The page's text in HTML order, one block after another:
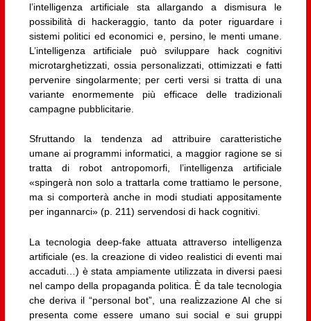
l’intelligenza artificiale sta allargando a dismisura le
possibilità di hackeraggio, tanto da poter riguardare i
sistemi politici ed economici e, persino, le menti umane.
L’intelligenza artificiale può sviluppare hack cognitivi
microtarghetizzati, ossia personalizzati, ottimizzati e fatti
pervenire singolarmente; per certi versi si tratta di una
variante enormemente più efficace delle tradizionali
campagne pubblicitarie.
Sfruttando la tendenza ad attribuire caratteristiche
umane ai programmi informatici, a maggior ragione se si
tratta di robot antropomorfi, l’intelligenza artificiale
«spingerà non solo a trattarla come trattiamo le persone,
ma si comporterà anche in modi studiati appositamente
per ingannarci» (p. 211) servendosi di hack cognitivi.
La tecnologia deep-fake attuata attraverso intelligenza
artificiale (es. la creazione di video realistici di eventi mai
accaduti…) è stata ampiamente utilizzata in diversi paesi
nel campo della propaganda politica. È da tale tecnologia
che deriva il “personal bot”, una realizzazione AI che si
presenta come essere umano sui social e sui gruppi